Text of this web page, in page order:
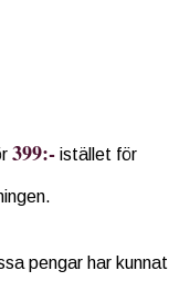
399:- istället för
pengar har kunnat